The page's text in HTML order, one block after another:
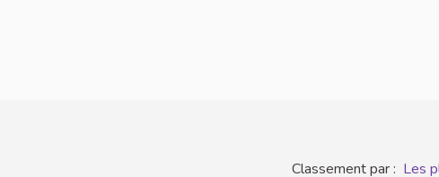
Classement par : Les